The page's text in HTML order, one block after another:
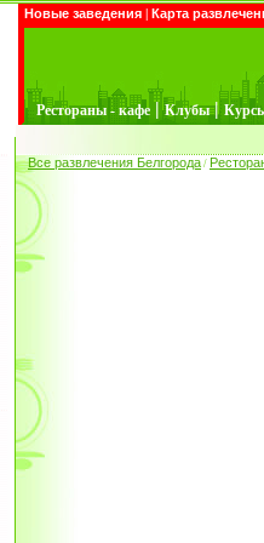
Новые заведения | Карта
Рестораны - кафе | Клубы |
Все развлечения Белгорода /